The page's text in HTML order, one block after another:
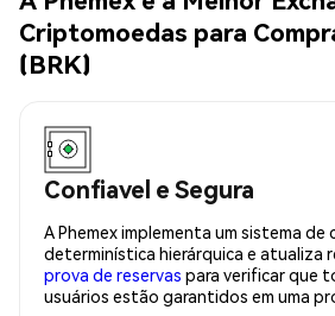
Criptomoedas para
(BRK)
Confiavel e Segura
A Phemex implementa um sistema de
determinística hierárquica e atualiza
prova de reservas para verificar que
usuários estão garantidos em uma